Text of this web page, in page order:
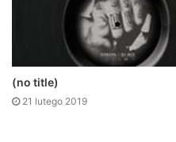
(no title)
21 lutego 2019